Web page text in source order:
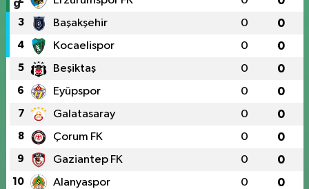
3 Başakşehir 0 0
4 Kocaelispor 0 0
5 Beşiktaş 0 0
6 Eyüpspor 0 0
7 Galatasaray 0 0
8 Çorum FK 0 0
9 Gaziantep FK 0 0
10 Alanyaspor 0 0